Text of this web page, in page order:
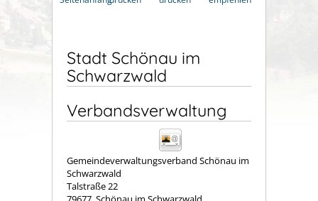
Stadt Schönau im
Schwarzwald
Verbandsverwaltung
Gemeindeverwaltungsverband Schönau im
Schwarzwald
Talstraße 22